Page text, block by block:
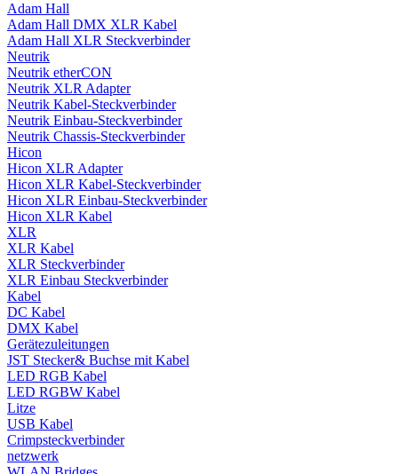
Adam Hall
Adam Hall DMX XLR Kabel
Adam Hall XLR Steckverbinder
Neutrik
Neutrik etherCON
Neutrik XLR Adapter
Neutrik Kabel-Steckverbinder
Neutrik Einbau-Steckverbinder
Neutrik Chassis-Steckverbinder
Hicon
Hicon XLR Adapter
Hicon XLR Kabel-Steckverbinder
Hicon XLR Einbau-Steckverbinder
Hicon XLR Kabel
XLR
XLR Kabel
XLR Steckverbinder
XLR Einbau Steckverbinder
Kabel
DC Kabel
DMX Kabel
Gerätezuleitungen
JST Stecker& Buchse mit Kabel
LED RGB Kabel
LED RGBW Kabel
Litze
USB Kabel
Crimpsteckverbinder
netzwerk